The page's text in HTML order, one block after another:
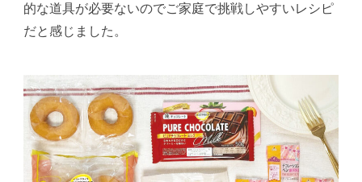
的な道具が必要ないのでご家庭で挑戦しやすいレシピ
だと感じました。